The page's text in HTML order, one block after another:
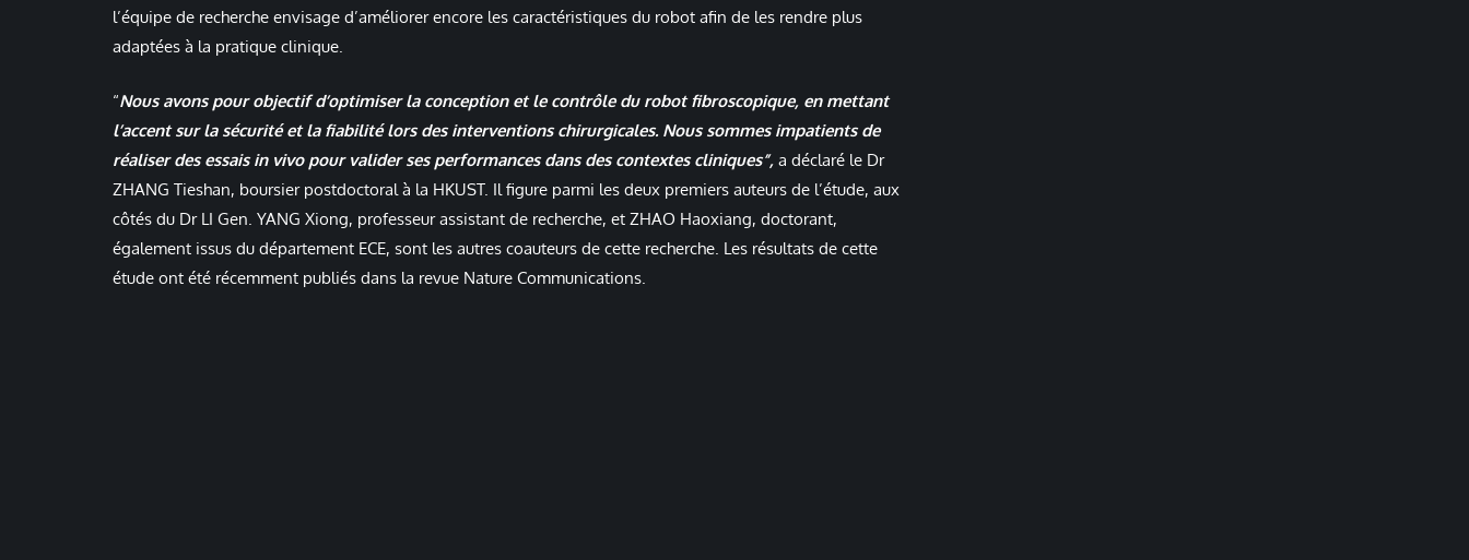
l’équipe de recherche envisage d’améliorer encore les caractéristiques du robot afin de les rendre plus
adaptées à la pratique clinique.
“Nous avons pour objectif d’optimiser la conception et le contrôle du robot fibroscopique, en mettant
l’accent sur la sécurité et la fiabilité lors des interventions chirurgicales. Nous sommes impatients de
réaliser des essais in vivo pour valider ses performances dans des contextes cliniques”, a déclaré le Dr
ZHANG Tieshan, boursier postdoctoral à la HKUST. Il figure parmi les deux premiers auteurs de l’étude, aux
côtés du Dr LI Gen. YANG Xiong, professeur assistant de recherche, et ZHAO Haoxiang, doctorant,
également issus du département ECE, sont les autres coauteurs de cette recherche. Les résultats de cette
étude ont été récemment publiés dans la revue Nature Communications.